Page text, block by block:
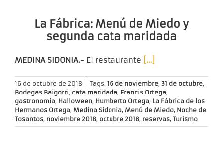
La Fábrica: Menú de Miedo y
segunda cata maridada
MEDINA SIDONIA.- El restaurante […]
16 de octubre de 2018 Tags: 16 de noviembre, 31 de octubre,
Bodegas Baigorri, cata maridada, Francis Ortega,
gastronomía, Halloween, Humberto Ortega, La Fábrica de los
Hermanos Ortega, Medina Sidonia, Menú de Miedo, Noche de
Tosantos, noviembre 2018, octubre 2018, reservas, Turismo